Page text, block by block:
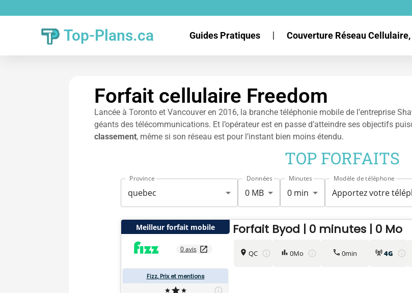
Top-Plans.ca Guides Pratiques Couverture Réseau
Forfait cellulaire Freedom
Lancée à Toronto et Vancouver en 2016, la branche téléphonie mobile de l’entreprise
géants des télécommunications. Et l’opérateur est en passe d’atteindre ses objectifs
classement, même si son réseau est pour l’instant bien moins étendu.
TOP FORFAITS